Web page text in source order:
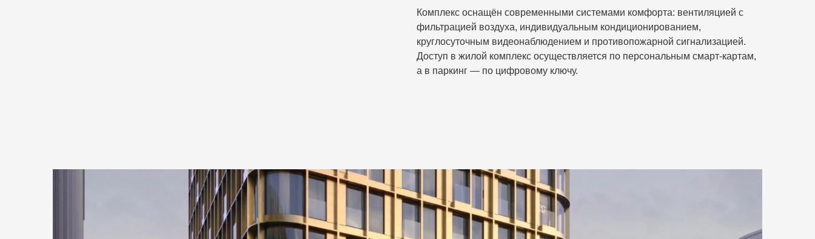
Комплекс оснащён современными системами комфорта: вентиляцией с
фильтрацией воздуха, индивидуальным кондиционированием,
круглосуточным видеонаблюдением и противопожарной сигнализацией.
Доступ в жилой комплекс осуществляется по персональным смарт-картам,
а в паркинг — по цифровому ключу.